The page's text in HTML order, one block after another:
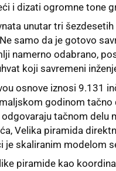
i dizati ogromne tone
unutar tri
samo da je gotovo
namerno odabrano,
koji savremeni
osnove iznosi 9.131
godinom
tačnom delu
Velika piramida
je skaliranim modelom
piramide kao